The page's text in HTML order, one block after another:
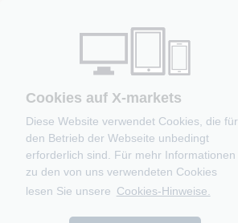
Cookies auf X-markets
Diese Website verwendet Cookies, die für
den Betrieb der Webseite unbedingt
erforderlich sind. Für mehr Informationen
zu den von uns verwendeten Cookies
lesen Sie unsere Cookies-Hinweise.